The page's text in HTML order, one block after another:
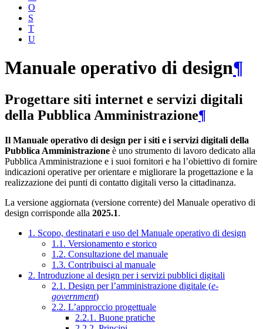
O
S
T
U
Manuale operativo di design¶
Progettare siti internet e servizi digitali
della Pubblica Amministrazione¶
Il Manuale operativo di design per i siti e i servizi digitali della
Pubblica Amministrazione è uno strumento di lavoro dedicato alla
Pubblica Amministrazione e i suoi fornitori e ha l’obiettivo di fornire
indicazioni operative per orientare e migliorare la progettazione e la
realizzazione dei punti di contatto digitali verso la cittadinanza.
La versione aggiornata (versione corrente) del Manuale operativo di
design corrisponde alla 2025.1.
1. Scopo, destinatari e uso del Manuale operativo di design
1.1. Versionamento e storico
1.2. Consultazione del manuale
1.3. Contribuisci al manuale
2. Introduzione al design per i servizi pubblici digitali
2.1. Design per l’amministrazione digitale (e-
government)
2.2. L’approccio progettuale
2.2.1. Buone pratiche